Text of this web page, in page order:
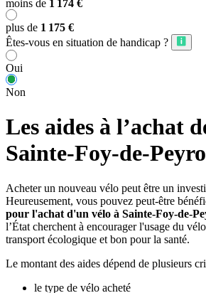
moins de 1 174 €
plus de 1 175 €
Êtes-vous en situation de handicap ?
Oui
Non
Les aides à l’achat
Sainte-Foy-de-
Acheter un nouveau vélo peut être un
Heureusement, vous pouvez peut-être
pour l'achat d'un vélo à Sainte-Foy-de-
l’État cherchent à encourager l'usage du
transport écologique et bon pour la santé.
Le montant des aides dépend de plusieurs
le type de vélo acheté